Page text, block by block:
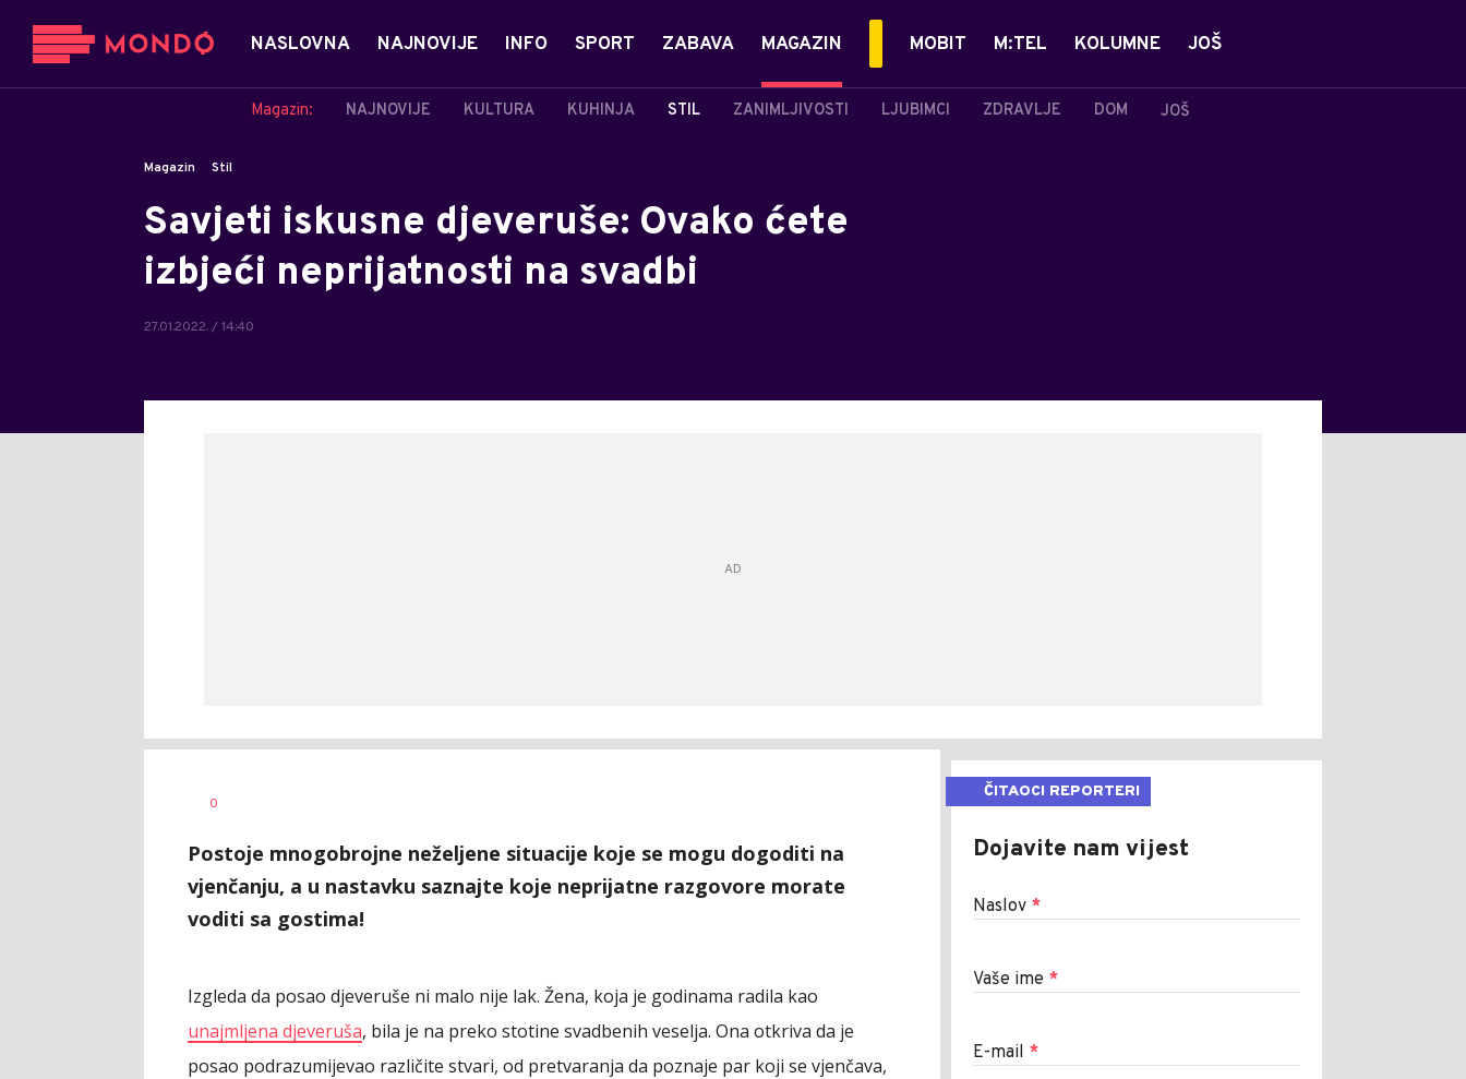
NASLOVNA NAJNOVIJE INFO SPORT ZABAVA MAGAZIN
Magazin: NAJNOVIJE KULTURA KUHINJA STIL ZANIMLJIVOSTI LJUBIMCI ZDRAVLJE DOM JOŠ
MOBIT M:TEL KOLUMNE JOŠ
Magazin Stil
Savjeti iskusne djeveruše: Ovako ćete
izbjeći neprijatnosti na svadbi
27.01.2022. / 14:40
AUTOR
0
Postoje mnogobrojne neželjene situacije koje se mogu dogoditi na
vjenčanju, a u nastavku saznajte koje neprijatne razgovore morate
voditi sa gostima!
Izgleda da posao djeveruše ni malo nije lak. Žena, koja je godinama radila kao
unajmljena djeveruša, bila je na preko stotine svadbenih veselja. Ona otkriva da je
posao podrazumijevao različite stvari, od pretvaranja da poznaje par koji se vjenčava,
ČITAOCI REPORTERI
Dojavite nam vijest
Naslov *
Vaše ime *
E-mail *